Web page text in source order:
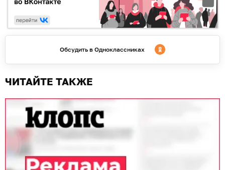
Обсудить в Одноклассниках
ЧИТАЙТЕ ТАКЖЕ